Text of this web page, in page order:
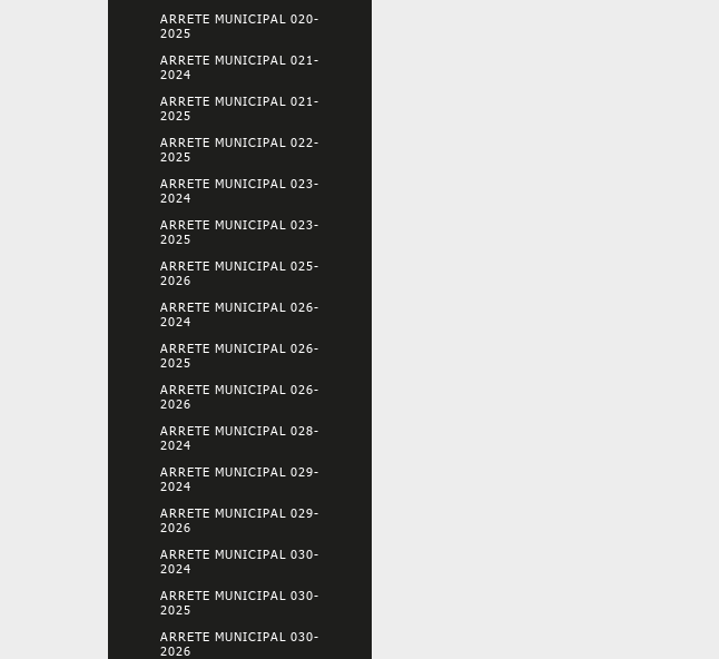
ARRETE MUNICIPAL 020-
2025
ARRETE MUNICIPAL 021-
2024
ARRETE MUNICIPAL 021-
2025
ARRETE MUNICIPAL 022-
2025
ARRETE MUNICIPAL 023-
2024
ARRETE MUNICIPAL 023-
2025
ARRETE MUNICIPAL 025-
2026
ARRETE MUNICIPAL 026-
2024
ARRETE MUNICIPAL 026-
2025
ARRETE MUNICIPAL 026-
2026
ARRETE MUNICIPAL 028-
2024
ARRETE MUNICIPAL 029-
2024
ARRETE MUNICIPAL 029-
2026
ARRETE MUNICIPAL 030-
2024
ARRETE MUNICIPAL 030-
2025
ARRETE MUNICIPAL 030-
2026